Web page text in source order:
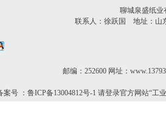
聊城泉盛纸
联系人：徐跃国 地址：山
邮编：252600 网址：
案号 ：鲁ICP备13004812号-1 请登录官方网站“工